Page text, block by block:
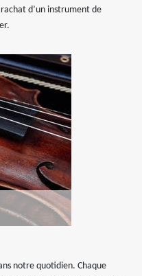
d’un instrument de
notre quotidien. Chaque